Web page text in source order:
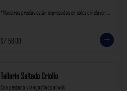
*Nuestros precios están expresados en soles e incluyen
S/ 58.00
Tallarin Saltado Criollo
Con pescado y langostinos al wok.